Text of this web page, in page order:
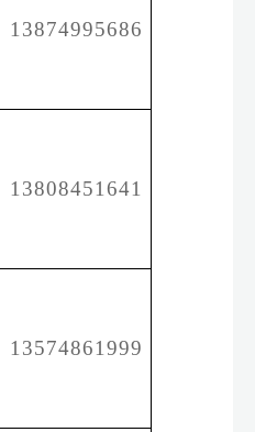
13874995686
13808451641
13574861999